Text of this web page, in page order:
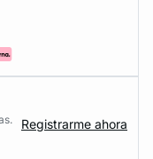
Registrarme ahora